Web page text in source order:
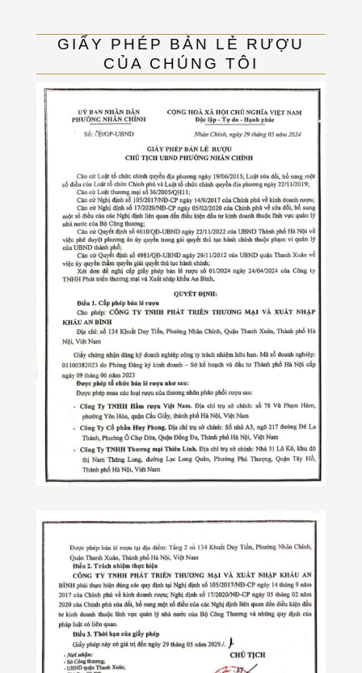
GIẤY PHÉP BẢN LẺ RƯỢU
CỦA CHÚNG TÔI